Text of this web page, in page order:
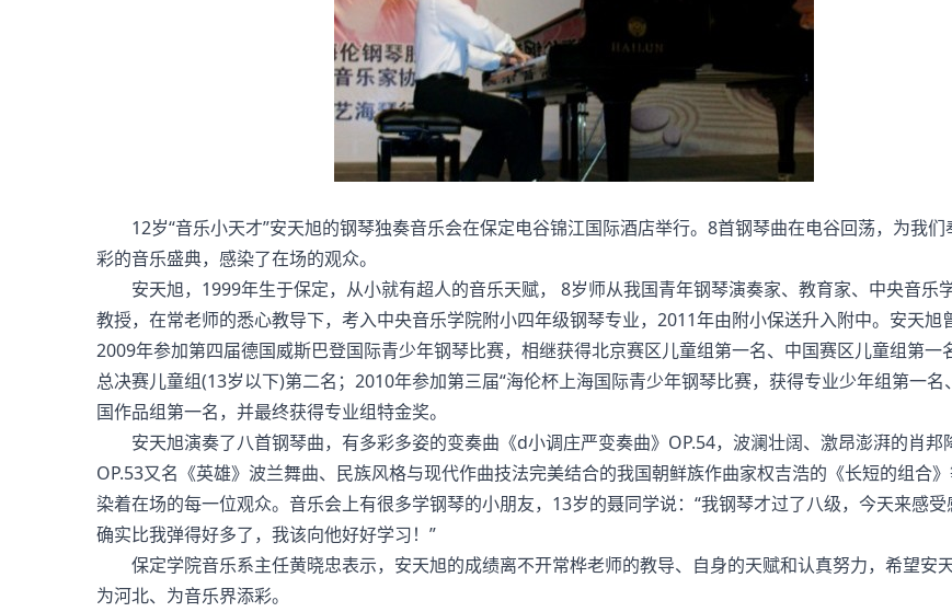
12岁“音乐小天才”安天旭的钢琴独奏音乐会在保定电谷锦江国际酒店举行。8首钢琴曲在电谷回荡，为我们
彩的音乐盛典，感染了在场的观众。
安天旭，1999年生于保定，从小就有超人的音乐天赋， 8岁师从我国青年钢琴演奏家、教育家、中央音乐
教授，在常老师的悉心教导下，考入中央音乐学院附小四年级钢琴专业，2011年由附小保送升入附中。安天旭
2009年参加第四届德国威斯巴登国际青少年钢琴比赛，相继获得北京赛区儿童组第一名、中国赛区儿童组第一
总决赛儿童组(13岁以下)第二名；2010年参加第三届“海伦杯上海国际青少年钢琴比赛，获得专业少年组第一名
国作品组第一名，并最终获得专业组特金奖。
安天旭演奏了八首钢琴曲，有多彩多姿的变奏曲《d小调庄严变奏曲》OP.54，波澜壮阔、激昂澎湃的肖邦
OP.53又名《英雄》波兰舞曲、民族风格与现代作曲技法完美结合的我国朝鲜族作曲家权吉浩的《长短的组合
染着在场的每一位观众。音乐会上有很多学钢琴的小朋友，13岁的聂同学说：“我钢琴才过了八级，今天来感受
确实比我弹得好多了，我该向他好好学习！”
保定学院音乐系主任黄晓忠表示，安天旭的成绩离不开常桦老师的教导、自身的天赋和认真努力，希望安天
为河北、为音乐界添彩。